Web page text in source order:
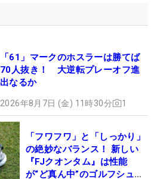
「61」マークのホスラーは勝てば
70人抜き！ 大逆転プレーオフ進
出なるか
2026年8月7日 (金) 11時30分 1
「フワフワ」と「しっかり」
の絶妙なバランス！ 新しい
『FJクオンタム』は性能
が“ど真ん中”のゴルフシュー